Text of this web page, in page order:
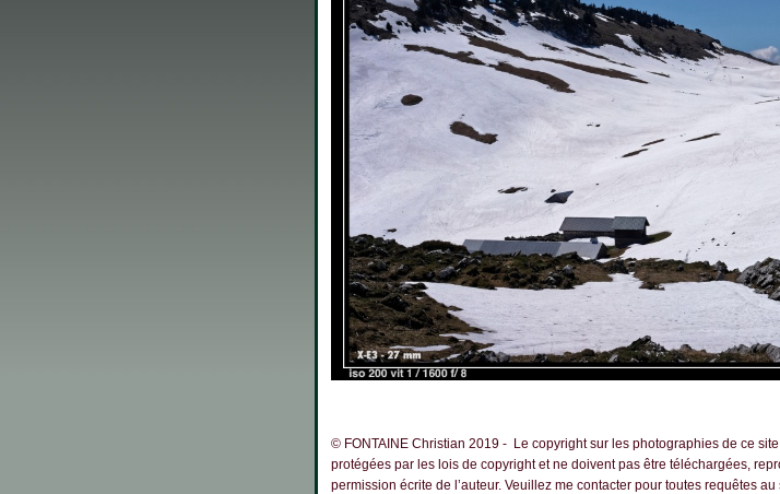
© FONTAINE Christian 2019 - Le copyright sur les photographies de ce
protégées par les lois de copyright et ne doivent pas être téléchargées,
permission écrite de l’auteur. Veuillez me contacter pour toutes